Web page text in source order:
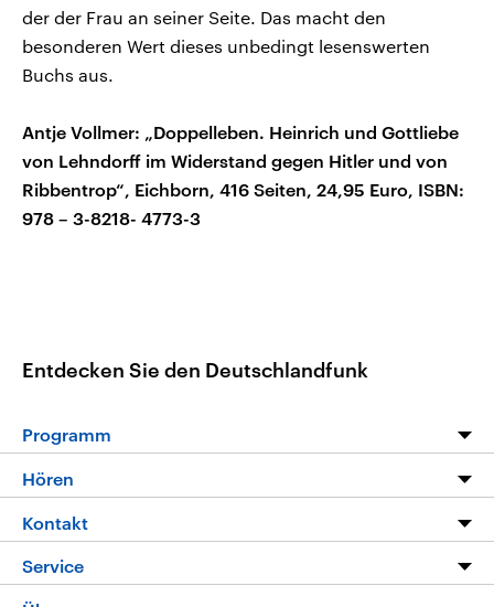
der der Frau an seiner Seite. Das macht den
besonderen Wert dieses unbedingt lesenswerten
Buchs aus.
Antje Vollmer: „Doppelleben. Heinrich und Gottliebe
von Lehndorff im Widerstand gegen Hitler und von
Ribbentrop“, Eichborn, 416 Seiten, 24,95 Euro, ISBN:
978 – 3-8218- 4773-3
Entdecken Sie den Deutschlandfunk
Programm
Die Nachrichten
Nachrichtenleicht
Hören
Livestream
Podcasts
Kontakt
Hörerservice
Service